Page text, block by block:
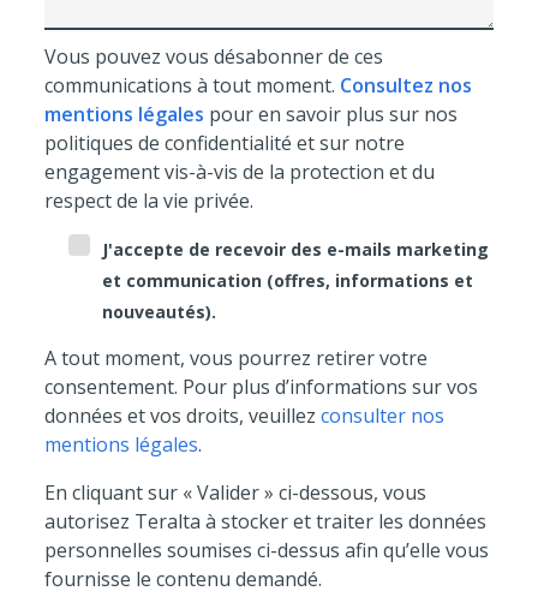
Vous pouvez vous désabonner de ces
communications à tout moment. Consultez nos
mentions légales pour en savoir plus sur nos
politiques de confidentialité et sur notre
engagement vis-à-vis de la protection et du
respect de la vie privée.
J'accepte de recevoir des e-mails marketing
et communication (offres, informations et
nouveautés).
A tout moment, vous pourrez retirer votre
consentement. Pour plus d’informations sur vos
données et vos droits, veuillezconsulter nos
mentions légales.
En cliquant sur « Valider » ci-dessous, vous
autorisez Teralta à stocker et traiter les données
personnelles soumises ci-dessus afin qu’elle vous
fournisse le contenu demandé.